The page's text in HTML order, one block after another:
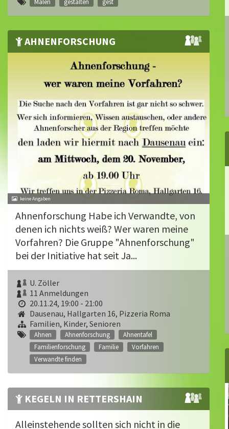
AHNENFORSCHUNG
Ahnenforschung Habe ich Verwandte, von
denen ich nichts weiß? Wer waren meine
Vorfahren? Die Gruppe "Ahnenforschung"
bei der Initiative hat seit Ja...
U. Zöller
11 Anmeldungen
20.11.24, 19:00 - 21:00
Dausenau, Hallgarten 16, Pizzeria Roma
Familien, Kinder, Senioren
Ahnen Ahnenforschung
Ahnentafel
Familienforschung
Familie
Vorfahren
Verwandte finden
KEGELN IN RETTERSHAIN
Alleinstehende sollten sich nicht in die